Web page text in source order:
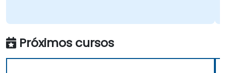
Próximos cursos